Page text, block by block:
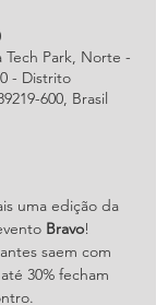
Park, Norte -
- Distrito
600, Brasil
uma edição da
Bravo!
saem com
30% fecham